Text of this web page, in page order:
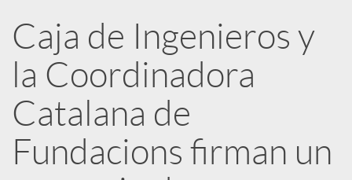
e
d
e
Caja de Ingenieros y
la Coordinadora
Catalana de
Fundacions firman un